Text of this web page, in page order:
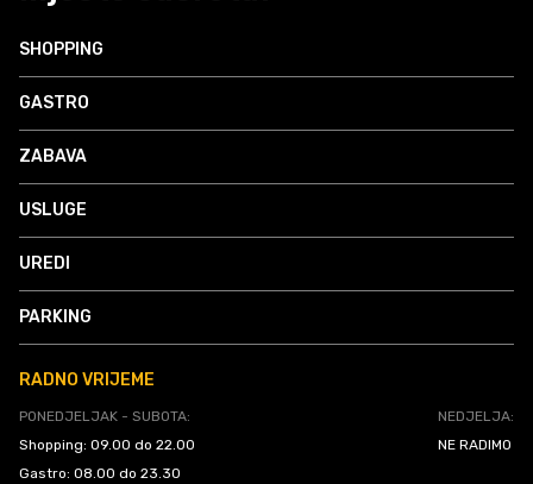
SHOPPING
GASTRO
ZABAVA
USLUGE
UREDI
PARKING
RADNO VRIJEME
PONEDJELJAK - SUBOTA:
Shopping: 09.00 do 22.00
Gastro: 08.00 do 23.30
NEDJELJA:
NE RADIMO